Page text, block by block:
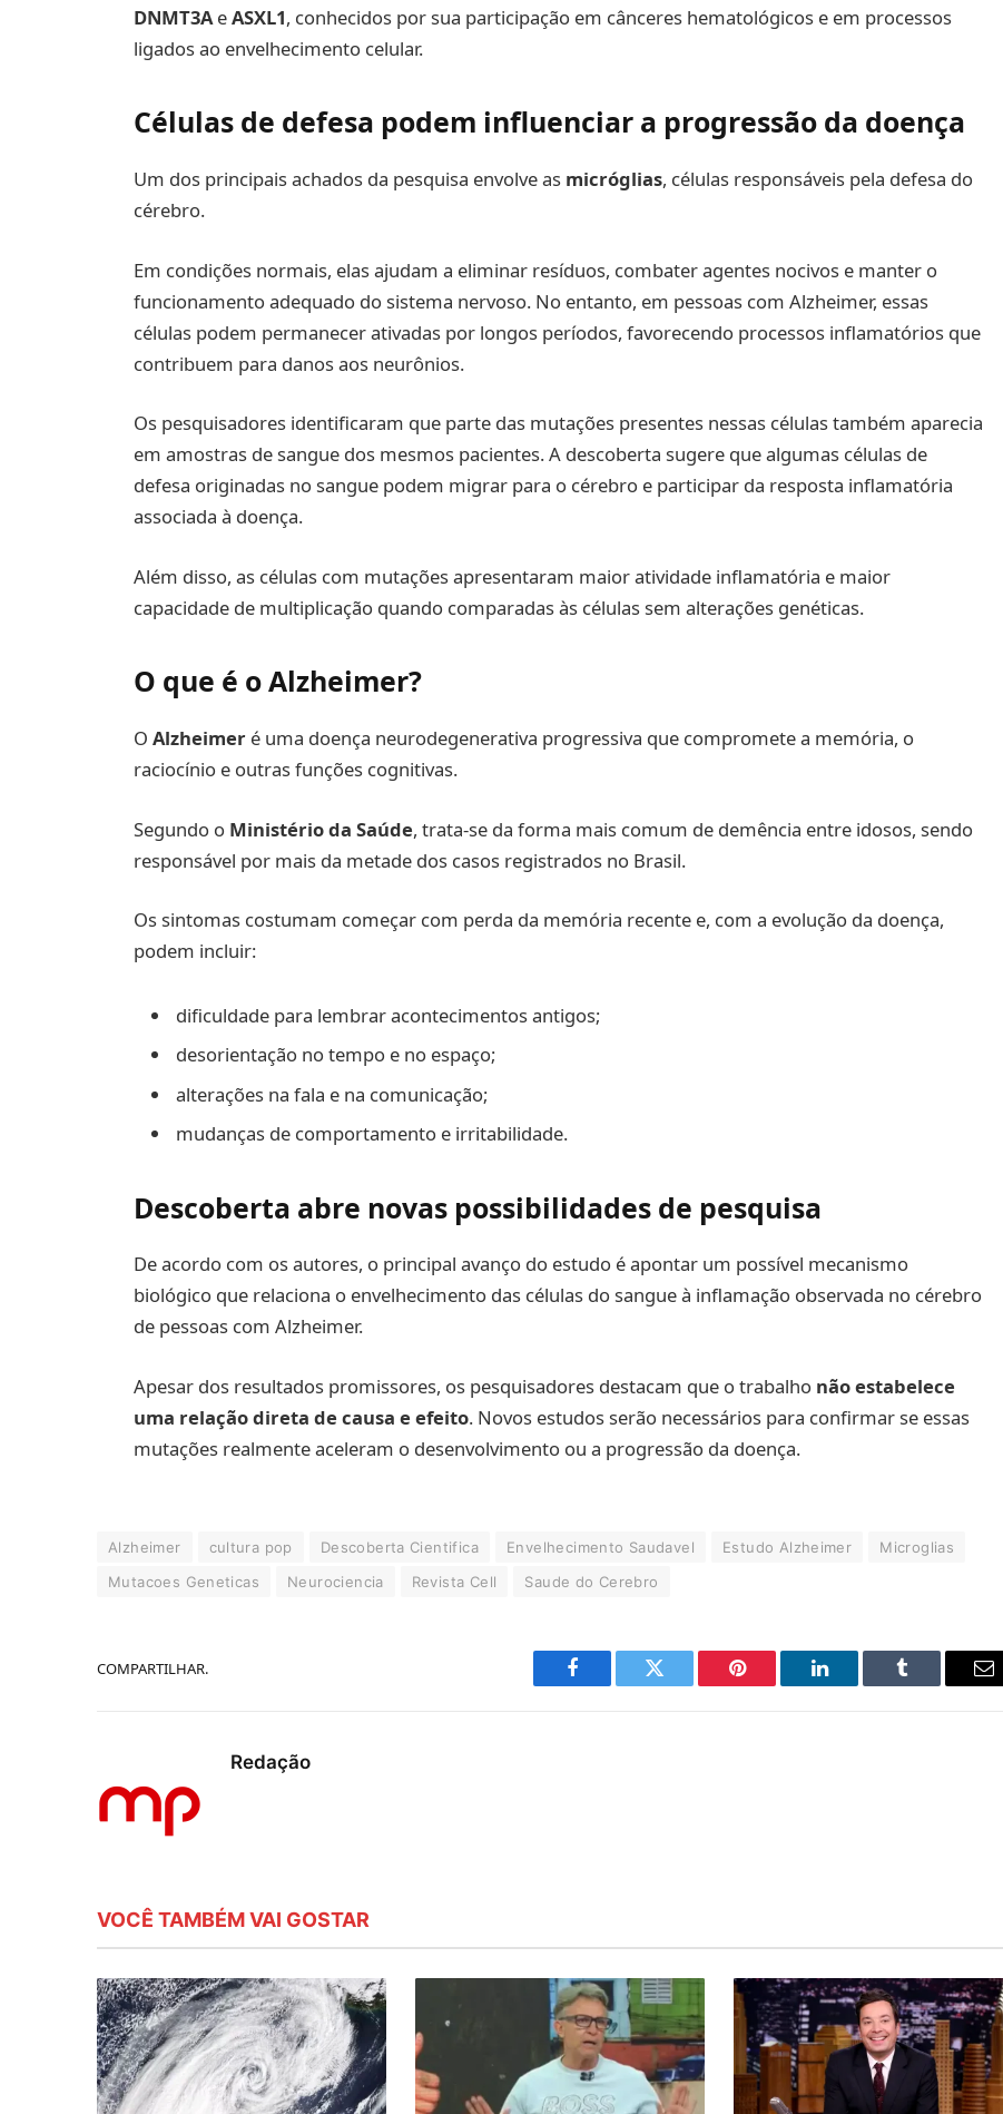
DNMT3AeASXL1, conhecidos por sua participação em cânceres hematológicos e em processos
ligados ao envelhecimento celular.
Células de defesa podem influenciar a progressão da doença
Um dos principais achados da pesquisa envolve as micróglias, células responsáveis pela defesa do
cérebro.
Em condições normais, elas ajudam a eliminar resíduos, combater agentes nocivos e manter o
funcionamento adequado do sistema nervoso. No entanto, em pessoas com Alzheimer, essas
células podem permanecer ativadas por longos períodos, favorecendo processos inflamatórios que
contribuem para danos aos neurônios.
Os pesquisadores identificaram que parte das mutações presentes nessas células também aparecia
em amostras de sangue dos mesmos pacientes. A descoberta sugere que algumas células de
defesa originadas no sangue podem migrar para o cérebro e participar da resposta inflamatória
associada à doença.
Além disso, as células com mutações apresentaram maior atividade inflamatória e maior
capacidade de multiplicação quando comparadas às células sem alterações genéticas.
O que é o Alzheimer?
O Alzheimeré uma doença neurodegenerativa progressiva que compromete a memória, o
raciocínio e outras funções cognitivas.
Segundo o Ministério da Saúde, trata-se da forma mais comum de demência entre idosos, sendo
responsável por mais da metade dos casos registrados no Brasil.
Os sintomas costumam começar com perda da memória recente e, com a evolução da doença,
podem incluir:
dificuldade para lembrar acontecimentos antigos;
desorientação no tempo e no espaço;
alterações na fala e na comunicação;
mudanças de comportamento e irritabilidade.
Descoberta abre novas possibilidades de pesquisa
De acordo com os autores, o principal avanço do estudo é apontar um possível mecanismo
biológico que relaciona o envelhecimento das células do sangue à inflamação observada no cérebro
de pessoas com Alzheimer.
Apesar dos resultados promissores, os pesquisadores destacam que o trabalho não estabelece
uma relação direta de causa e efeito. Novos estudos serão necessários para confirmar se essas
mutações realmente aceleram o desenvolvimento ou a progressão da doença.
Alzheimer cultura pop Descoberta Cientifica Envelhecimento Saudavel Estudo Alzheimer
Microglias
Mutacoes Geneticas
Neurociencia Revista Cell Saude do Cerebro
COMPARTILHAR.
Facebook Twitter Pinterest LinkedIn Tumblr
E-
Redação
VOCÊ TAMBÉM VAI GOSTAR